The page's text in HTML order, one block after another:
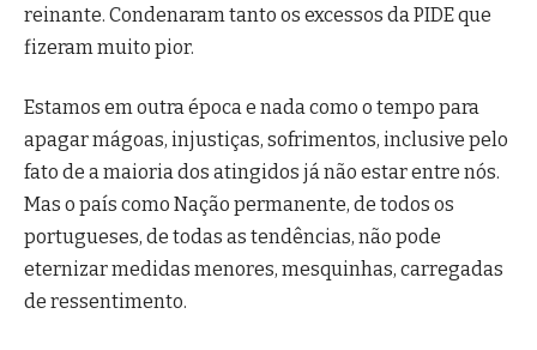
reinante. Condenaram tanto os excessos da PIDE que
fizeram muito pior.
Estamos em outra época e nada como o tempo para
apagar mágoas, injustiças, sofrimentos, inclusive pelo
fato de a maioria dos atingidos já não estar entre nós.
Mas o país como Nação permanente, de todos os
portugueses, de todas as tendências, não pode
eternizar medidas menores, mesquinhas, carregadas
de ressentimento.